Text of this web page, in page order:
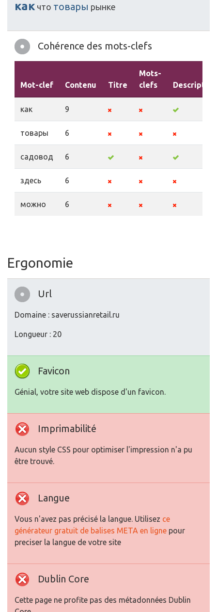
как что товары рынке
Cohérence des mots-clefs
Mot-clef Contenu Titre
Mots-
clefs
Description
как 9
товары 6
садовод 6
здесь 6
можно 6
Ergonomie
Url
Domaine : saverussianretail.ru
Longueur : 20
Favicon
Génial, votre site web dispose d'un favicon.
Imprimabilité
Aucun style CSS pour optimiser l'impression n'a pu
être trouvé.
Langue
Vous n'avez pas précisé la langue. Utilisez ce
générateur gratuit de balises META en ligne pour
preciser la langue de votre site
Dublin Core
Cette page ne profite pas des métadonnées Dublin